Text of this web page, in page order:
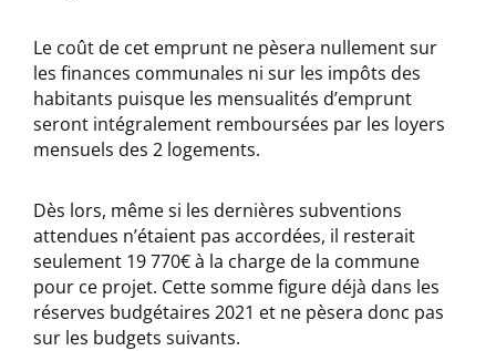
Le coût de cet emprunt ne pèsera nullement sur
les finances communales ni sur les impôts des
habitants puisque les mensualités d’emprunt
seront intégralement remboursées par les loyers
mensuels des 2 logements.
Dès lors, même si les dernières subventions
attendues n’étaient pas accordées, il resterait
seulement 19 770€ à la charge de la commune
pour ce projet. Cette somme figure déjà dans les
réserves budgétaires 2021 et ne pèsera donc pas
sur les budgets suivants.